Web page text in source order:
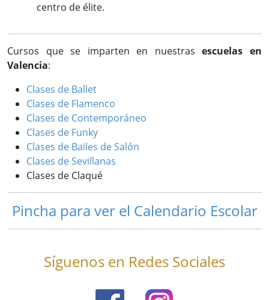
centro de élite.
Cursos que se imparten en nuestrasescuelas en
Valencia:
Clases de Ballet
Clases de Flamenco
Clases de Contemporáneo
Clases de Funky
Clases de Bailes de Salón
Clases de Sevillanas
Clases de Claqué
Pincha para ver el Calendario Escolar
Síguenos en Redes Sociales